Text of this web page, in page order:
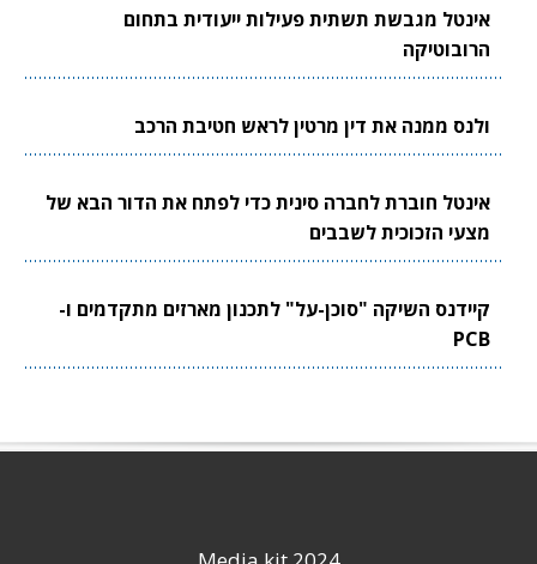
אינטל מגבשת תשתית פעילות ייעודית בתחום
הרובוטיקה
ולנס ממנה את דין מרטין לראש חטיבת הרכב
אינטל חוברת לחברה סינית כדי לפתח את הדור הבא של
מצעי הזכוכית לשבבים
קיידנס השיקה "סוכן-על" לתכנון מארזים מתקדמים ו-
PCB